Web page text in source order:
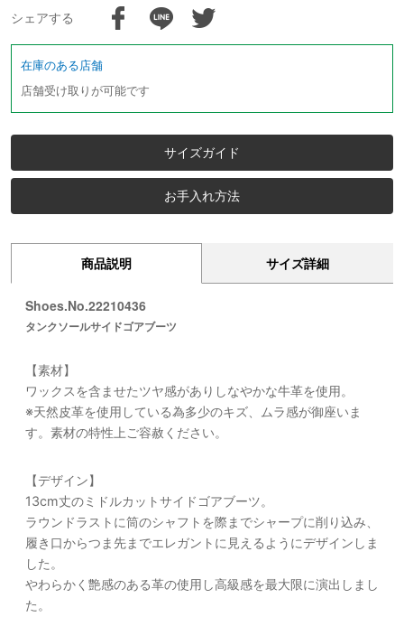
シェアする
在庫のある店舗
店舗受け取りが可能です
サイズガイド
お手入れ方法
商品説明 サイズ詳細
Shoes.No.22210436
タンクソールサイドゴアブーツ
【素材】
ワックスを含ませたツヤ感がありしなやかな牛革を使用。
※天然皮革を使用している為多少のキズ、ムラ感が御座いま
す。素材の特性上ご容赦ください。
【デザイン】
13cm丈のミドルカットサイドゴアブーツ。
ラウンドラストに筒のシャフトを際までシャープに削り込み、
履き口からつま先までエレガントに見えるようにデザインしま
した。
やわらかく艶感のある革の使用し高級感を最大限に演出しまし
た。